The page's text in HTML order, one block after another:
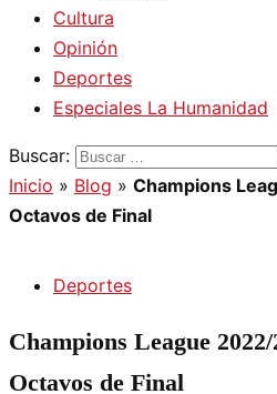
Cultura
Opinión
Deportes
Especiales La Humanidad
Buscar:
Inicio » Blog » Champions
Octavos de Final
Deportes
Champions League
Octavos de Final